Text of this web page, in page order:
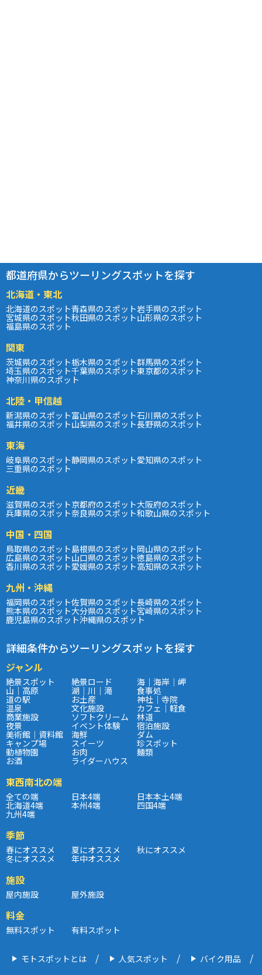
都道府県からツーリングスポットを探す
北海道・東北
北海道のスポット青森県のスポット岩手県のスポット
宮城県のスポット秋田県のスポット山形県のスポット
福島県のスポット
関東
茨城県のスポット栃木県のスポット群馬県のスポット
埼玉県のスポット千葉県のスポット東京都のスポット
神奈川県のスポット
北陸・甲信越
新潟県のスポット富山県のスポット石川県のスポット
福井県のスポット山梨県のスポット長野県のスポット
東海
岐阜県のスポット静岡県のスポット愛知県のスポット
三重県のスポット
近畿
滋賀県のスポット京都府のスポット大阪府のスポット
兵庫県のスポット奈良県のスポット和歌山県のスポット
中国・四国
鳥取県のスポット島根県のスポット岡山県のスポット
広島県のスポット山口県のスポット徳島県のスポット
香川県のスポット愛媛県のスポット高知県のスポット
九州・沖縄
福岡県のスポット佐賀県のスポット長崎県のスポット
熊本県のスポット大分県のスポット宮崎県のスポット
鹿児島県のスポット沖縄県のスポット
詳細条件からツーリングスポットを探す
ジャンル
絶景スポット 絶景ロード 海｜海岸｜岬
山｜高原 湖｜川｜滝 食事処
道の駅 お土産 神社｜寺院
温泉 文化施設 カフェ｜軽食
商業施設 ソフトクリーム 林道
夜景 イベント体験 宿泊施設
美術館｜資料館 海鮮 ダム
キャンプ場 スイーツ 珍スポット
動植物園 お肉 麺類
お酒 ライダーハウス
東西南北の端
全ての端 日本4端 日本本土4端
北海道4端 本州4端 四国4端
九州4端
季節
春にオススメ 夏にオススメ 秋にオススメ
冬にオススメ 年中オススメ
施設
屋内施設 屋外施設
料金
無料スポット 有料スポット
モトスポットとは 人気スポット バイク用品